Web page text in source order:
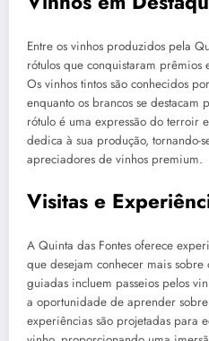
Entre os vinhos produzidos pela
rótulos que conquistaram prêmios
Os vinhos tintos são conhecidos
enquanto os brancos se
rótulo é uma expressão do terroir
dedica à sua produção, tornando-
apreciadores de vinhos premium.
Visitas e
A Quinta das Fontes oferece
que desejam conhecer mais
guiadas incluem passeios pelos
a oportunidade de aprender
experiências são projetadas para